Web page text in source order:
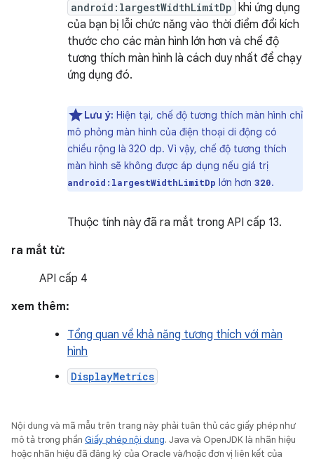
android:largestWidthLimitDp khi ứng dụng
của bạn bị lỗi chức năng vào thời điểm đổi kích
thước cho các màn hình lớn hơn và chế độ
tương thích màn hình là cách duy nhất để chạy
ứng dụng đó.
Lưu ý: Hiện tại, chế độ tương thích màn hình chỉ
mô phỏng màn hình của điện thoại di động có
chiều rộng là 320 dp. Vì vậy, chế độ tương thích
màn hình sẽ không được áp dụng nếu giá trị
android:largestWidthLimitDp lớn hơn 320.
Thuộc tính này đã ra mắt trong API cấp 13.
ra mắt từ:
API cấp 4
xem thêm:
Tổng quan về khả năng tương thích với màn
hình
DisplayMetrics
Nội dung và mã mẫu trên trang này phải tuân thủ các giấy phép như
mô tả trong phần Giấy phép nội dung. Java và OpenJDK là nhãn hiệu
hoặc nhãn hiệu đã đăng ký của Oracle và/hoặc đơn vị liên kết của